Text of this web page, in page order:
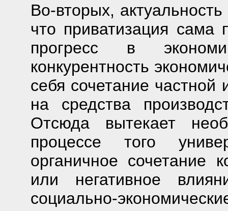
Во-вторых,
что приватизация сама
прогресс в
конкурентность
себя сочетание частной
на средства
Отсюда вытекает
процессе того
органичное сочетание
или негативное
социально-